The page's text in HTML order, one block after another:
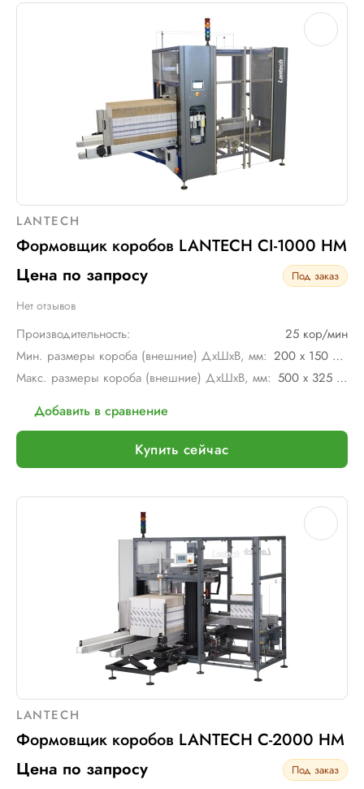
LANTECH
Формовщик коробов LANTECH CI-1000 HM
Цена по запросу
Под заказ
Нет отзывов
Производительность:
25 кор/мин
Мин. размеры короба (внешние) ДхШхВ, мм:
200 х 150 х 150
Макс. размеры короба (внешние) ДхШхВ, мм:
500 х 325 х 520
Добавить в сравнение
Купить сейчас
LANTECH
Формовщик коробов LANTECH C-2000 HM
Цена по запросу
Под заказ